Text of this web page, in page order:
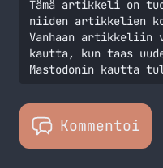
Tämä artikkeli on
niiden artikkelien
Vanhaan artikkeliin
kautta, kun taas
Mastodonin kautta
Kommentoi